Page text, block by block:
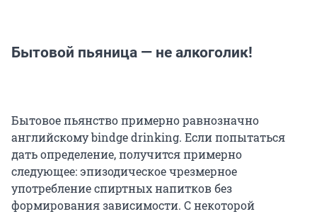
Бытовой пьяница — не алкоголик!
Бытовое пьянство примерно равнозначно
английскому bindge drinking. Если попытаться
дать определение, получится примерно
следующее: эпизодическое чрезмерное
употребление спиртных напитков без
формирования зависимости. С некоторой